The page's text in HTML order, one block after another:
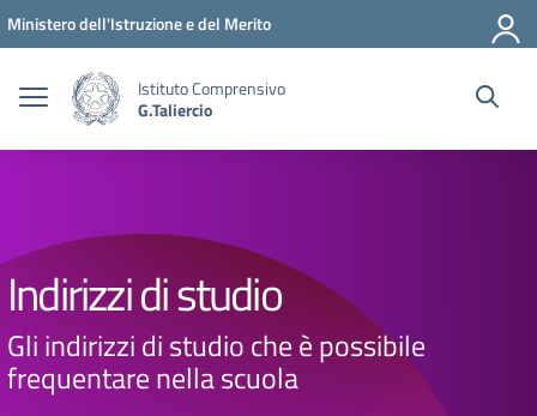
Vai ai contenuti
Vai al menu di navigazione
Vai al footer
Ministero dell'Istruzione e del Merito
Istituto Comprensivo
G.Taliercio
Indirizzi di studio
Gli indirizzi di studio che è possibile
frequentare nella scuola